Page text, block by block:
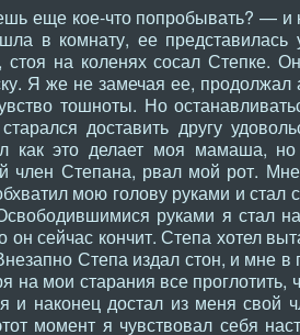
еще кое-что попробывать? — и
в комнату, ее представилась
стоя на коленях сосал Степке.
Я же не замечая ее, продолжал
тошноты. Но
доставить другу
как это делает моя мамаша,
член Степана, рвал мой рот.
мою голову руками и
руками я стал
он сейчас кончит. Степа хотел
Степа издал стон, и мне
на мои старания все проглотить,
и наконец достал из меня
момент я чувствовал себя